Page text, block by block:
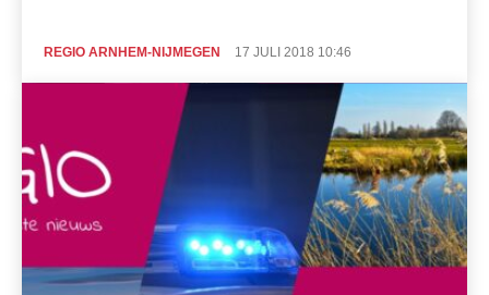
REGIO ARNHEM-NIJMEGEN 17 JULI 2018 10:46